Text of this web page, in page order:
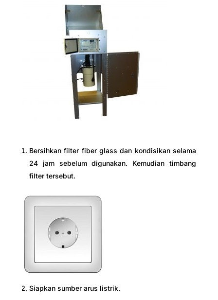
Bersihkan filter fiber glass dan kondisikan selama
24 jam sebelum digunakan. Kemudian timbang
filter tersebut.
Siapkan sumber arus listrik.